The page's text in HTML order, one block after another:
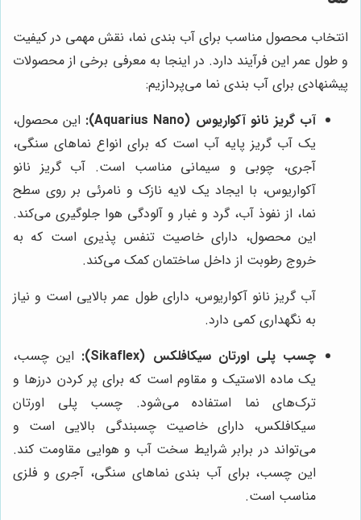
انتخاب محصول مناسب برای آب بندی نما، نقش مهمی در کیفیت
و طول عمر این فرآیند دارد. در اینجا به معرفی برخی از محصولات
پیشنهادی برای آب بندی نما می‌پردازیم:
آب گریز نانو آکواریوس (Aquarius Nano):
این محصول،
یک آب گریز پایه آب است که برای انواع نماهای سنگی،
آجری، چوبی و سیمانی مناسب است. آب گریز نانو
آکواریوس، با ایجاد یک لایه نازک و نامرئی بر روی سطح
نما، از نفوذ آب، گرد و غبار و آلودگی هوا جلوگیری می‌کند.
این محصول، دارای خاصیت تنفس پذیری است که به
خروج رطوبت از داخل ساختمان کمک می‌کند.
آب گریز نانو آکواریوس، دارای طول عمر بالایی است و نیاز
به نگهداری کمی دارد.
چسب پلی اورتان سیکافلکس (Sikaflex):
این چسب،
یک ماده الاستیک و مقاوم است که برای پر کردن درزها و
ترک‌های نما استفاده می‌شود. چسب پلی اورتان
سیکافلکس، دارای خاصیت چسبندگی بالایی است و
می‌تواند در برابر شرایط سخت آب و هوایی مقاومت کند.
این چسب، برای آب بندی نماهای سنگی، آجری و فلزی
مناسب است.